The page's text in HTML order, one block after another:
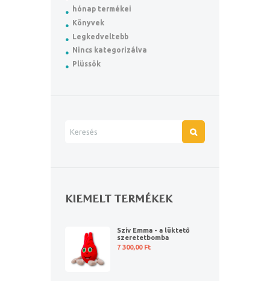
hónap termékei
Könyvek
Legkedveltebb
Nincs kategorizálva
Plüssök
KIEMELT TERMÉKEK
Szív Emma - a lüktető
szeretetbomba
7 300,00 Ft